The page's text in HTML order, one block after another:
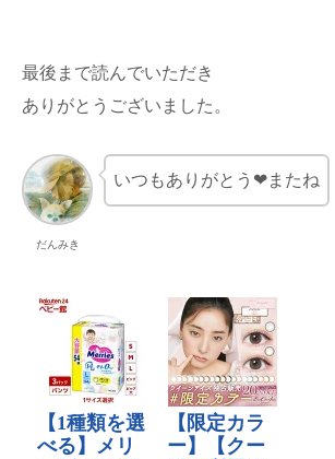
最後まで読んでいただき
ありがとうございました。
だんみき
いつもありがとう❤またね